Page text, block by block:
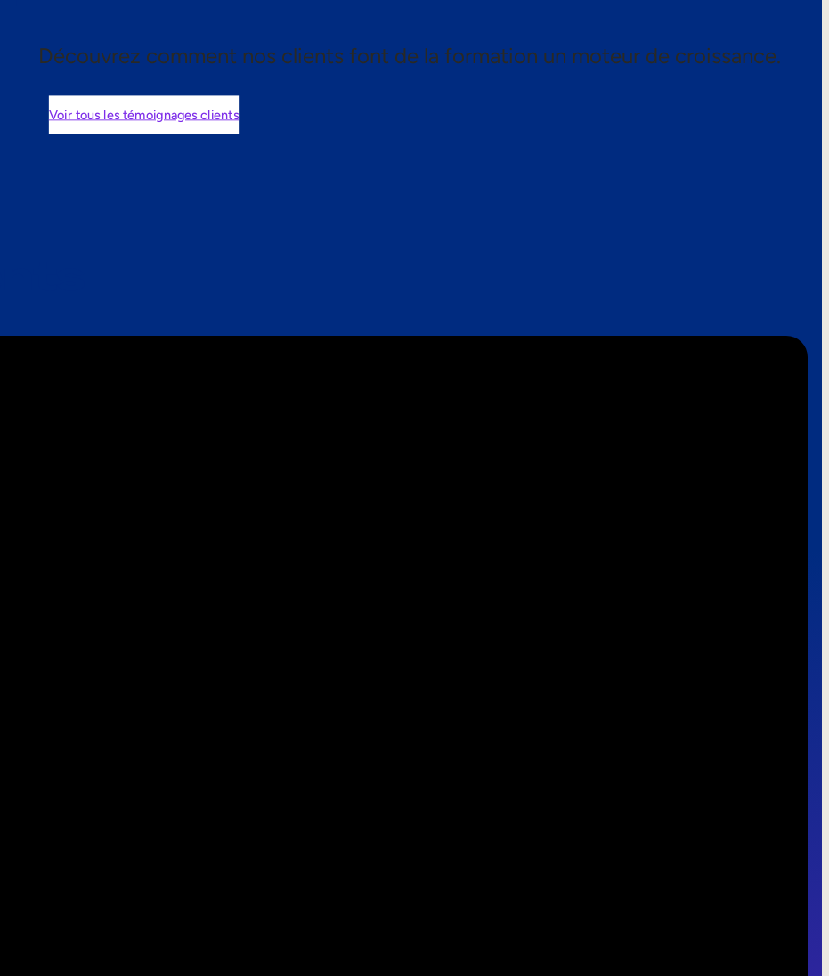
Découvrez comment nos clients font de la formation un moteur de croissance.
Voir tous les témoignages clients